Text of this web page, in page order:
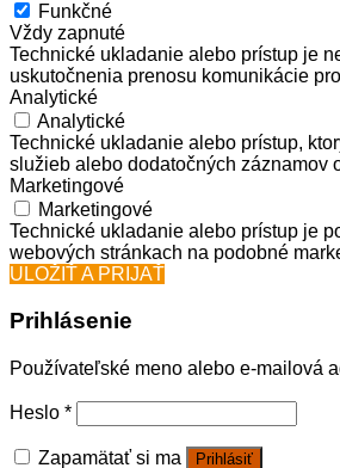
Funkčné
Vždy zapnuté
Technické ukladanie alebo prístup je
uskutočnenia prenosu komunikácie
Analytické
Analytické
Technické ukladanie alebo prístup,
služieb alebo dodatočných záznamov
Marketingové
Marketingové
Technické ukladanie alebo prístup je
webových stránkach na podobné
ULOŽIŤ A PRIJAŤ
Prihlásenie
Používateľské meno alebo e-mailová
Heslo *
Zapamätať si ma Prihlásiť